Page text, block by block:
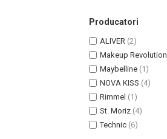
Sampoane Colorante
Producatori
ALIVER (2)
Makeup Revolution
Maybelline (1)
NOVA KISS (4)
Rimmel (1)
St. Moriz (4)
Technic (6)